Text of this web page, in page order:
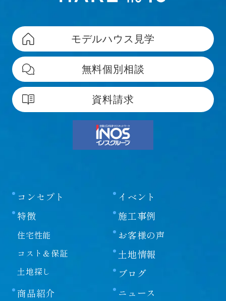
モデルハウス見学
無料個別相談
資料請求
コンセプト
特徴
住宅性能
コスト＆保証
土地探し
商品紹介
イベント
施工事例
お客様の声
土地情報
ブログ
ニュース